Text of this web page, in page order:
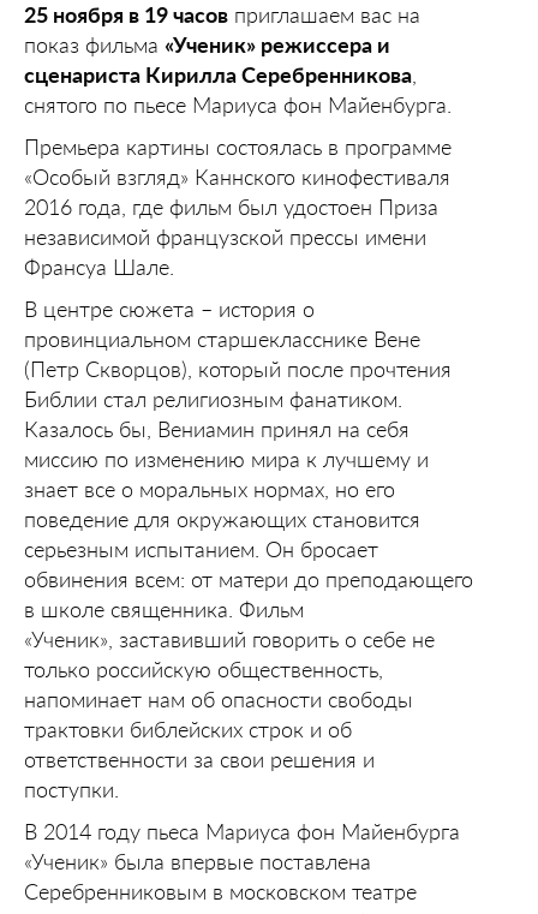
25 ноября в 19 часов приглашаем вас на
показ фильма «Ученик» режиссера и
сценариста Кирилла Серебренникова
снятого по пьесе Мариуса фон Майенбурга.
Премьера картины состоялась в программе
«Особый взгляд» Каннского кинофестиваля
2016 года, где фильм был удостоен Приза
независимой французской прессы имени
Франсуа Шале.
В центре сюжета – история о
провинциальном старшекласснике Вене
(Петр Скворцов), который после прочтения
Библии стал религиозным фанатиком.
Казалось бы, Вениамин принял на себя
миссию по изменению мира к лучшему и
знает все о моральных нормах, но его
поведение для окружающих становится
серьезным испытанием. Он бросает
обвинения всем: от матери до преподающего
в школе священника. Фильм
«Ученик», заставивший говорить о себе не
только российскую общественность,
напоминает нам об опасности свободы
трактовки библейских строк и об
ответственности за свои решения и
поступки.
В 2014 году пьеса Мариуса фон Майенбурга
«Ученик» была впервые поставлена
Серебренниковым в московском театре